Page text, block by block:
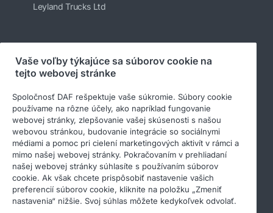
Leyland Trucks Ltd
Sledujte nás
© 2026 DAF
Právne upozornenie
Privacy statement
General conditions
Vaše voľby týkajúce sa súborov cookie na
tejto webovej stránke
Spoločnosť DAF rešpektuje vaše súkromie. Súbory cookie
používame na rôzne účely, ako napríklad fungovanie
webovej stránky, zlepšovanie vašej skúsenosti s našou
webovou stránkou, budovanie integrácie so sociálnymi
médiami a pomoc pri cielení marketingových aktivít v rámci a
mimo našej webovej stránky. Pokračovaním v prehliadaní
našej webovej stránky súhlasíte s používaním súborov
cookie. Ak však chcete prispôsobiť nastavenie vašich
preferencií súborov cookie, kliknite na položku „Zmeniť
nastavenia“ nižšie. Svoj súhlas môžete kedykoľvek odvolať.